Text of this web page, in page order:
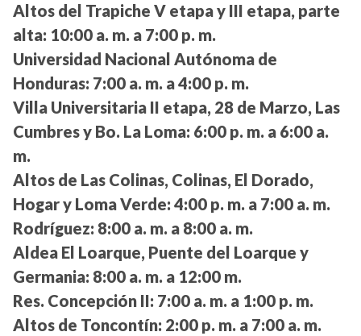
Altos del Trapiche V etapa y III etapa, parte
alta: 10:00 a. m. a 7:00 p. m.
Universidad Nacional Autónoma de
Honduras: 7:00 a. m. a 4:00 p. m.
Villa Universitaria II etapa, 28 de Marzo, Las
Cumbres y Bo. La Loma: 6:00 p. m. a 6:00 a.
m.
Altos de Las Colinas, Colinas, El Dorado,
Hogar y Loma Verde: 4:00 p. m. a 7:00 a. m.
Rodríguez: 8:00 a. m. a 8:00 a. m.
Aldea El Loarque, Puente del Loarque y
Germania: 8:00 a. m. a 12:00 m.
Res. Concepción II: 7:00 a. m. a 1:00 p. m.
Altos de Toncontín: 2:00 p. m. a 7:00 a. m.